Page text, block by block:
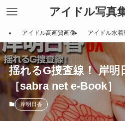
アイドル写真
アイドル高画質画像 アイドル水着
揺れるG捜査線！ 岸明
［sabra net e-Book］
岸明日香